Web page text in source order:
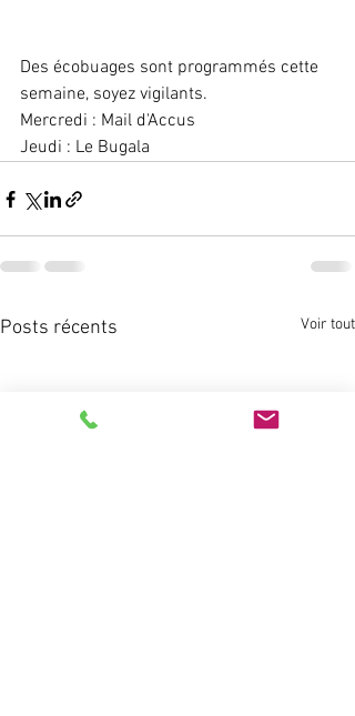
Des écobuages sont programmés cette
semaine, soyez vigilants.
Mercredi : Mail d'Accus
Jeudi : Le Bugala
Posts récents Voir tout